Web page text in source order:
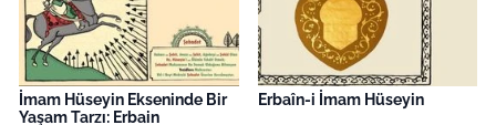
İmam Hüseyin Ekseninde Bir
Yaşam Tarzı: Erbain
Erbaîn-i İmam Hüseyin